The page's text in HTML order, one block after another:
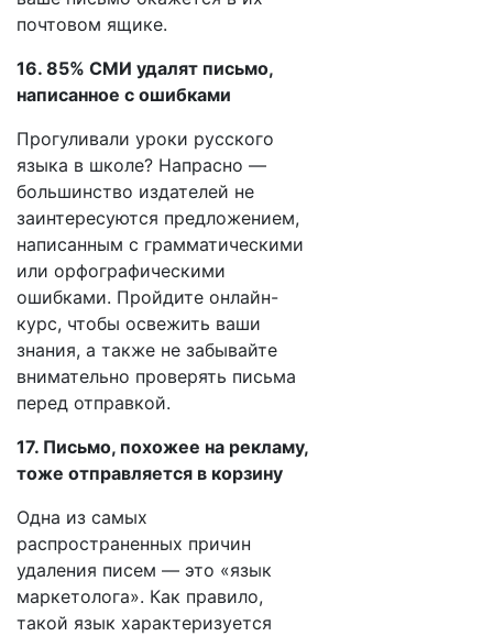
почтовом ящике.
16. 85% СМИ удалят письмо,
написанное с ошибками
Прогуливали уроки русского
языка в школе? Напрасно —
большинство издателей не
заинтересуются предложением,
написанным с грамматическими
или орфографическими
ошибками. Пройдите онлайн-
курс, чтобы освежить ваши
знания, а также не забывайте
внимательно проверять письма
перед отправкой.
17. Письмо, похожее на рекламу,
тоже отправляется в корзину
Одна из самых
распространенных причин
удаления писем — это «язык
маркетолога». Как правило,
такой язык характеризуется